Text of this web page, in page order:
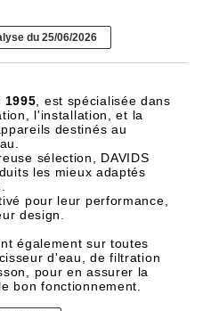
du 25/06/2026
1995 , est spécialisée dans
l'installation, et la
destinés au
sélection, DAVIDS
les mieux adaptés
pour leur performance,
design.
également sur toutes
d'eau, de filtration
pour en assurer la
bon fonctionnement.